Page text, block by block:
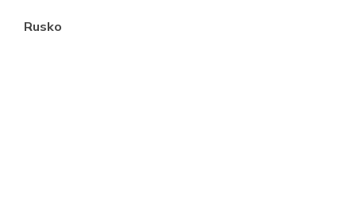
Rusko